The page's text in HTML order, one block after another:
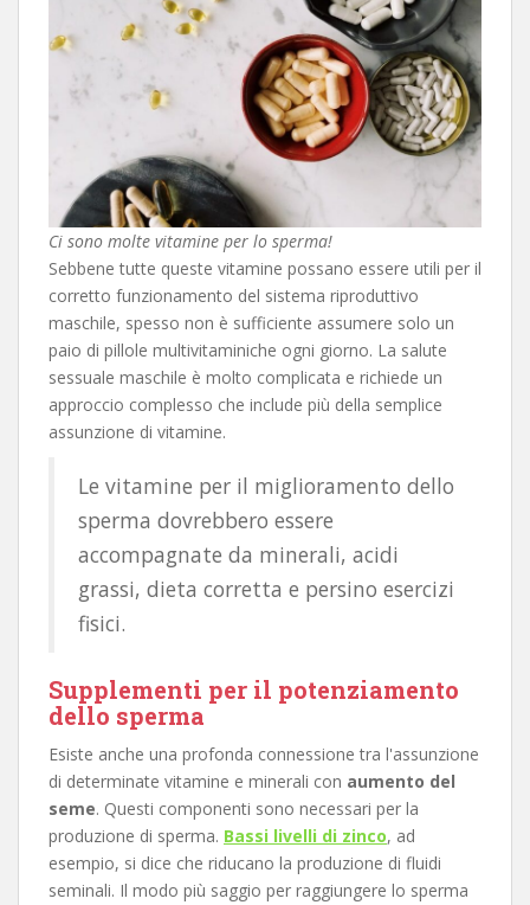
Ci sono molte vitamine per lo sperma!
Sebbene tutte queste vitamine possano essere utili per il
corretto funzionamento del sistema riproduttivo
maschile, spesso non è sufficiente assumere solo un
paio di pillole multivitaminiche ogni giorno. La salute
sessuale maschile è molto complicata e richiede un
approccio complesso che include più della semplice
assunzione di vitamine.
Le vitamine per il miglioramento dello
sperma dovrebbero essere
accompagnate da minerali, acidi
grassi, dieta corretta e persino esercizi
fisici.
Supplementi per il potenziamento
dello sperma
Esiste anche una profonda connessione tra l'assunzione
di determinate vitamine e minerali con aumento del
seme. Questi componenti sono necessari per la
produzione di sperma. Bassi livelli di zinco, ad
esempio, si dice che riducano la produzione di fluidi
seminali. Il modo più saggio per raggiungere lo sperma